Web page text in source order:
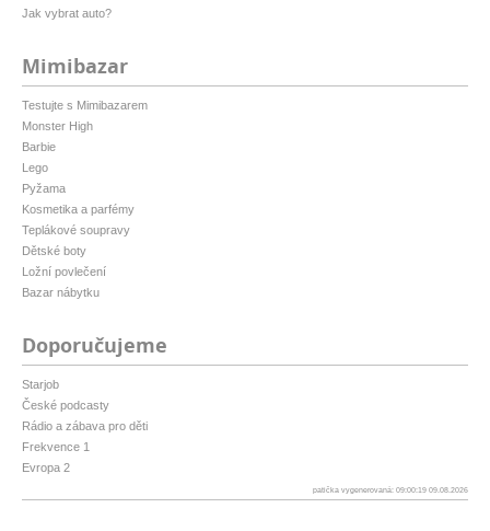
Jak vybrat auto?
Mimibazar
Testujte s Mimibazarem
Monster High
Barbie
Lego
Pyžama
Kosmetika a parfémy
Teplákové soupravy
Dětské boty
Ložní povlečení
Bazar nábytku
Doporučujeme
Starjob
České podcasty
Rádio a zábava pro děti
Frekvence 1
Evropa 2
patička vygenerovaná: 09:00:19 09.08.2026